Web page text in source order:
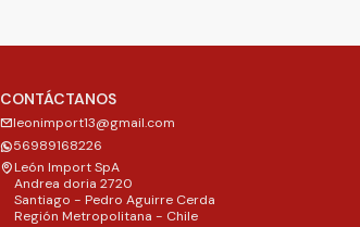
CONTÁCTANOS
leonimport13@gmail.com
56989168226
León Import SpA
Andrea doria 2720
Santiago - Pedro Aguirre Cerda
Región Metropolitana - Chile